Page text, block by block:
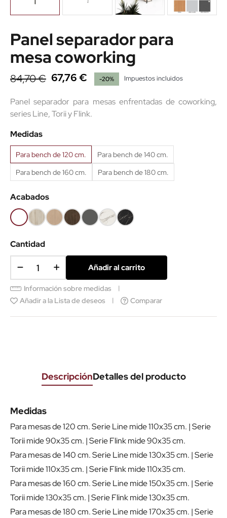
Panel separador para
mesa coworking
84,70 € 67,76 € -20% Impuestos incluidos
Panel separador para mesas enfrentadas de coworking,
series Line, Torii y Flink.
Medidas
Para bench de 120 cm.
Para bench de 140 cm.
Para bench de 160 cm.
Para bench de 180 cm.
Acabados
Blanco
68
Haya
52
Roble
60
Castaño
53
Gris
grafito
Mármol
blanco
Mármol
negro
Cantidad
Añadir al carrito
Información sobre medidas
Añadir a la Lista de deseos
Comparar
DescripciónDetalles del producto
Medidas
Para mesas de 120 cm. Serie Line mide 110x35 cm. | Serie
Torii mide 90x35 cm. | Serie Flink mide 90x35 cm.
Para mesas de 140 cm. Serie Line mide 130x35 cm. | Serie
Torii mide 110x35 cm. | Serie Flink mide 110x35 cm.
Para mesas de 160 cm. Serie Line mide 150x35 cm. | Serie
Torii mide 130x35 cm. | Serie Flink mide 130x35 cm.
Para mesas de 180 cm. Serie Line mide 170x35 cm. | Serie